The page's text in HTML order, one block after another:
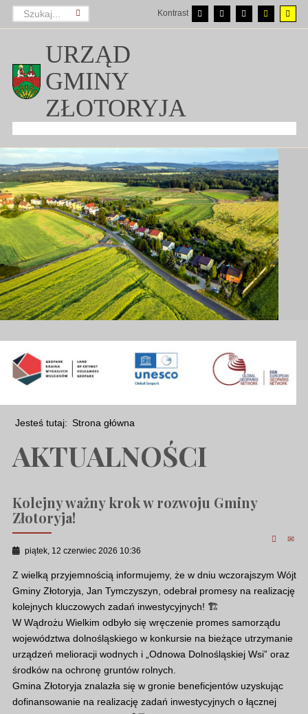
Kontrast
URZĄD
GMINY
ZŁOTORYJA
Jesteś tutaj: Strona główna
AKTUALNOŚCI
Kolejny ważny krok w rozwoju Gminy
Złotoryja!
piątek, 12 czerwiec 2026 10:36
Z wielką przyjemnością informujemy, że w dniu wczorajszym Wójt
Gminy Złotoryja, Jan Tymczyszyn, odebrał promesy na realizację
kolejnych kluczowych zadań inwestycyjnych! 🏗️
W Wądrożu Wielkim odbyło się wręczenie promes samorządu
województwa dolnośląskiego w konkursie na bieżące utrzymanie
urządzeń melioracji wodnych i „Odnowa Dolnośląskiej Wsi” oraz
środków na ochronę gruntów rolnych.
Gmina Złotoryja znalazła się w gronie beneficjentów uzyskując
dofinansowanie na realizację zadań inwestycyjnych o łącznej